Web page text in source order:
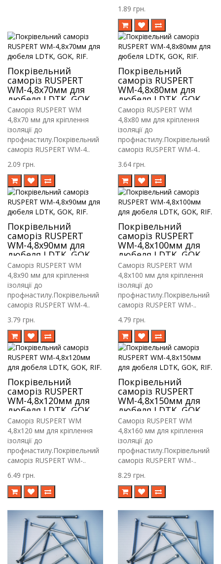
1.89 грн.
Покрівельний
саморіз RUSPERT
WM-4,8х70мм для
дюбеля LDTK, GOK,
RIF.
Саморіз RUSPERT WM
4,8х70 мм для кріплення
ізоляції до
профнастилу.Покрівельний
саморіз RUSPERT WM-4..
2.09 грн.
Покрівельний
саморіз RUSPERT
WM-4,8х80мм для
дюбеля LDTK, GOK,
RIF.
Саморіз RUSPERT WM
4,8х80 мм для кріплення
ізоляції до
профнастилу.Покрівельний
саморіз RUSPERT WM-4..
3.64 грн.
Покрівельний
саморіз RUSPERT
WM-4,8х90мм для
дюбеля LDTK, GOK,
RIF.
Саморіз RUSPERT WM
4,8х90 мм для кріплення
ізоляції до
профнастилу.Покрівельний
саморіз RUSPERT WM-4..
3.79 грн.
Покрівельний
саморіз RUSPERT
WM-4,8х100мм для
дюбеля LDTK, GOK,
RIF.
Саморіз RUSPERT WM
4,8х100 мм для кріплення
ізоляції до
профнастилу.Покрівельний
саморіз RUSPERT WM-..
4.79 грн.
Покрівельний
саморіз RUSPERT
WM-4,8х120мм для
дюбеля LDTK, GOK,
RIF.
Саморіз RUSPERT WM
4,8х120 мм для кріплення
ізоляції до
профнастилу.Покрівельний
саморіз RUSPERT WM-..
6.49 грн.
Покрівельний
саморіз RUSPERT
WM-4,8х150мм для
дюбеля LDTK, GOK,
RIF.
Саморіз RUSPERT WM
4,8х160 мм для кріплення
ізоляції до
профнастилу.Покрівельний
саморіз RUSPERT WM-..
8.29 грн.